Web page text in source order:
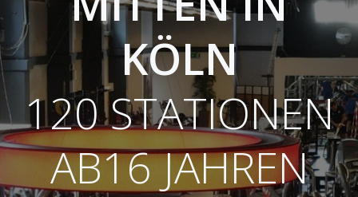
KÖLN
120 STATIONEN
AB16 JAHREN